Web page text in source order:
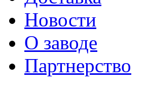
Новости
О заводе
Партнерство